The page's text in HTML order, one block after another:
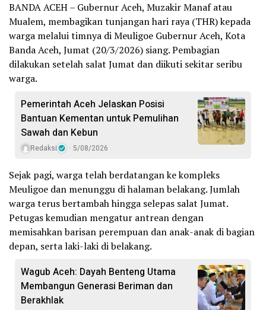
BANDA ACEH – Gubernur Aceh, Muzakir Manaf atau
Mualem, membagikan tunjangan hari raya (THR) kepada
warga melalui timnya di Meuligoe Gubernur Aceh, Kota
Banda Aceh, Jumat (20/3/2026) siang. Pembagian
dilakukan setelah salat Jumat dan diikuti sekitar seribu
warga.
Pemerintah Aceh Jelaskan Posisi
Bantuan Kementan untuk Pemulihan
Sawah dan Kebun
Redaksi 5/08/2026
Sejak pagi, warga telah berdatangan ke kompleks
Meuligoe dan menunggu di halaman belakang. Jumlah
warga terus bertambah hingga selepas salat Jumat.
Petugas kemudian mengatur antrean dengan
memisahkan barisan perempuan dan anak-anak di bagian
depan, serta laki-laki di belakang.
Wagub Aceh: Dayah Benteng Utama
Membangun Generasi Beriman dan
Berakhlak